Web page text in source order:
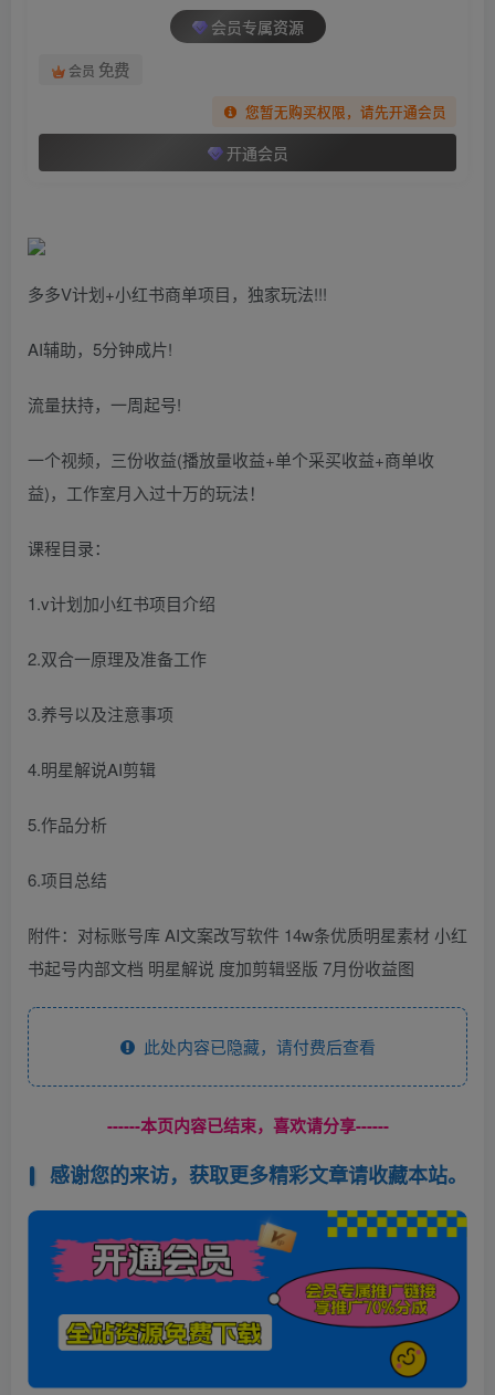
会员专属资源
会员 免费
您暂无购买权限，请先开通会员
开通会员
多多V计划+小红书商单项目，独家玩法!!!
AI辅助，5分钟成片!
流量扶持，一周起号!
一个视频，三份收益(播放量收益+单个采买收益+商单收
益)，工作室月入过十万的玩法！
课程目录：
1.v计划加小红书项目介绍
2.双合一原理及准备工作
3.养号以及注意事项
4.明星解说AI剪辑
5.作品分析
6.项目总结
附件：对标账号库 AI文案改写软件 14w条优质明星素材 小红
书起号内部文档 明星解说 度加剪辑竖版 7月份收益图
此处内容已隐藏，请付费后查看
------本页内容已结束，喜欢请分享------
感谢您的来访，获取更多精彩文章请收藏本站。